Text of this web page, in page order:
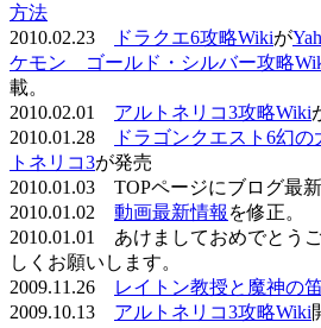
方法
2010.02.23
ドラクエ6攻略Wikiが
ケモン ゴールド・シルバー攻略
載。
2010.02.01 アルトネリコ3攻略Wiki
2010.01.28
ドラゴンクエスト6幻
トネリコ3が発売
2010.01.03 TOPページにブログ最新
2010.01.02 動画最新情報 を修正。
2010.01.01 あけましておめでとう
しくお願いします。
2009.11.26
レイトン教授と魔神の
2009.10.13 アルトネリコ3攻略Wiki